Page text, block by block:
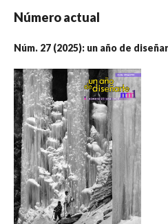
Número actual
Núm. 27 (2025): un año de